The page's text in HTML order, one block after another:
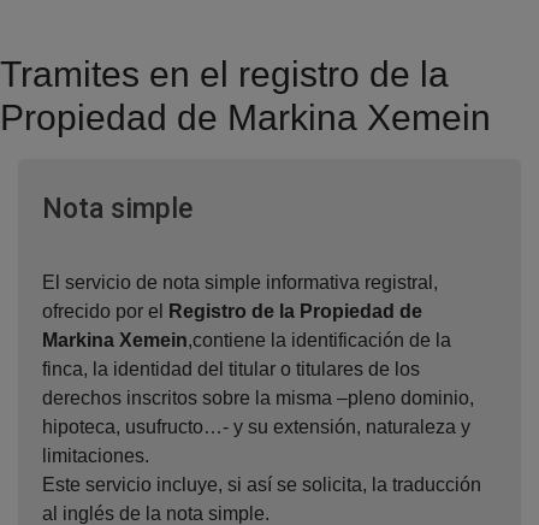
Tramites en el registro de la
Propiedad de Markina Xemein
Nota simpleVentana nueva
El servicio de nota simple informativa registral,
ofrecido por el
Registro de la Propiedad de
Markina Xemein,contiene la identificación de la
finca, la identidad del titular o titulares de los
derechos inscritos sobre la misma –pleno dominio,
hipoteca, usufructo…- y su extensión, naturaleza y
limitaciones.
Este servicio incluye, si así se solicita, la traducción
al inglés de la nota simple.